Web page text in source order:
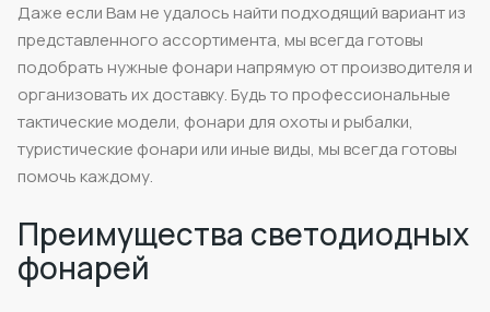
Даже если Вам не удалось найти подходящий вариант из
представленного ассортимента, мы всегда готовы
подобрать нужные фонари напрямую от производителя и
организовать их доставку. Будь то профессиональные
тактические модели, фонари для охоты и рыбалки,
туристические фонари или иные виды, мы всегда готовы
помочь каждому.
Преимущества светодиодных
фонарей